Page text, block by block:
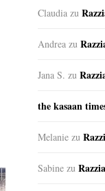
Claudia zu
Andrea zu
Jana S. zu
the kasaan
Melanie zu
Sabine zu